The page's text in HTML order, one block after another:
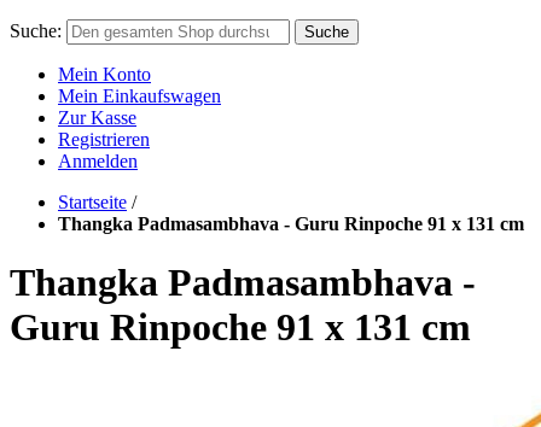
Suche: Suche
Mein Konto
Mein Einkaufswagen
Zur Kasse
Registrieren
Anmelden
Startseite /
Thangka Padmasambhava - Guru Rinpoche 91 x 131 cm
Thangka Padmasambhava -
Guru Rinpoche 91 x 131 cm